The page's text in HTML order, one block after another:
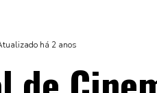
há 2 anos